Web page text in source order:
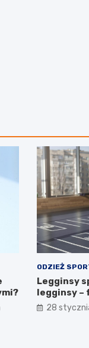
ODZIEŻ
Legginsy
legginsy –
28